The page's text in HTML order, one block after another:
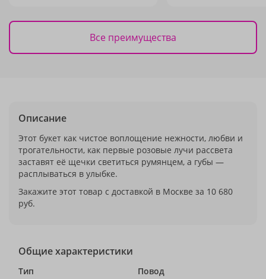
Все преимущества
Описание
Этот букет как чистое воплощение нежности, любви и
трогательности, как первые розовые лучи рассвета
заставят её щечки светиться румянцем, а губы —
расплываться в улыбке.
Закажите этот товар с доставкой в Москве за 10 680
руб.
Общие характеристики
Тип
Повод